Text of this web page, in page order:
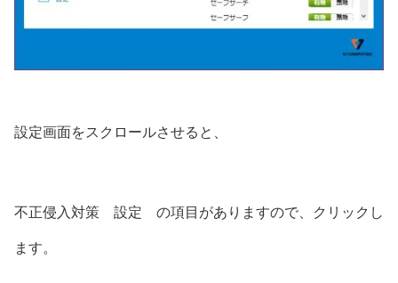
設定画面をスクロールさせると、
不正侵入対策 設定 の項目がありますので、クリックし
ます。